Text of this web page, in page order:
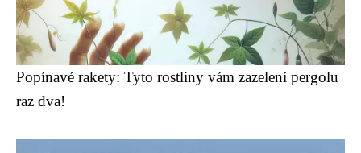
Popínavé rakety: Tyto rostliny vám zazelení pergolu
raz dva!